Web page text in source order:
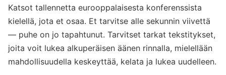
Katsot tallennetta eurooppalaisesta konferenssista
kielellä, jota et osaa. Et tarvitse alle sekunnin viivettä
— puhe on jo tapahtunut. Tarvitset tarkat tekstitykset,
joita voit lukea alkuperäisen äänen rinnalla, mielellään
mahdollisuudella keskeyttää, kelata ja lukea uudelleen.